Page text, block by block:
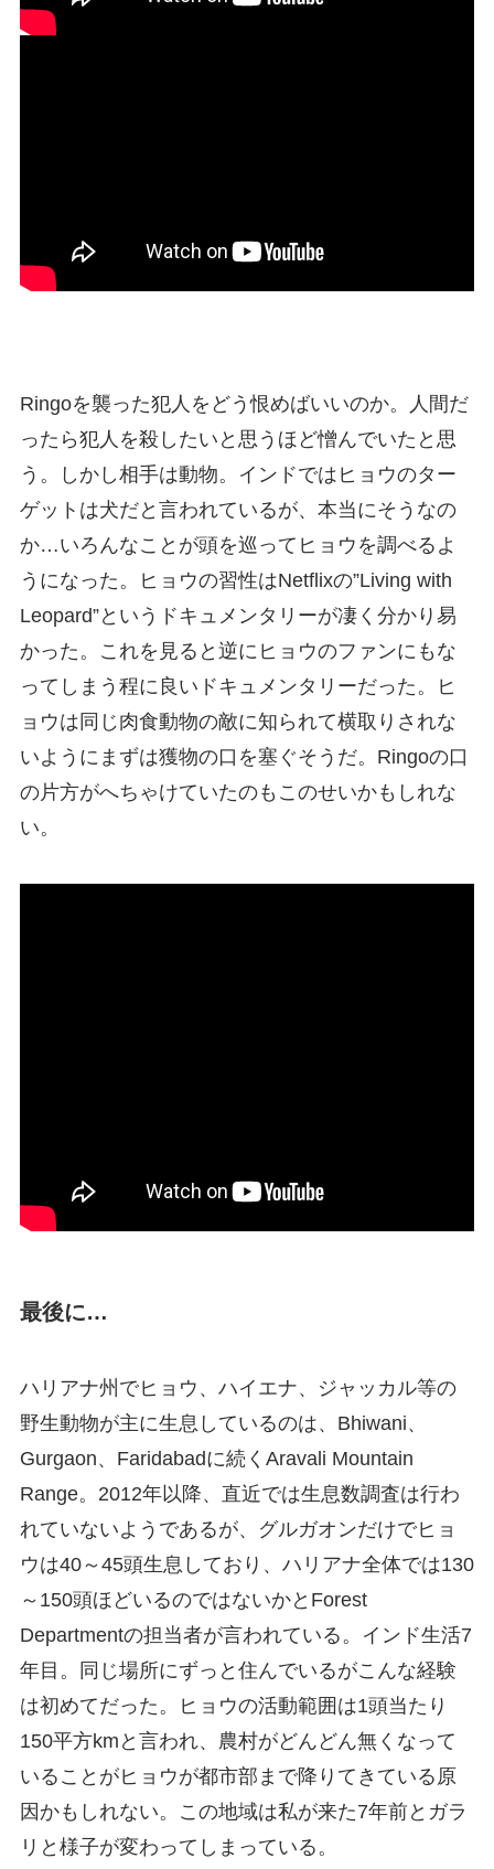
Ringoを襲った犯人をどう恨めばいいのか。人間だ
ったら犯人を殺したいと思うほど憎んでいたと思
う。しかし相手は動物。インドではヒョウのター
ゲットは犬だと言われているが、本当にそうなの
か…いろんなことが頭を巡ってヒョウを調べるよ
うになった。ヒョウの習性はNetflixの”Living with
Leopard”というドキュメンタリーが凄く分かり易
かった。これを見ると逆にヒョウのファンにもな
ってしまう程に良いドキュメンタリーだった。ヒ
ョウは同じ肉食動物の敵に知られて横取りされな
いようにまずは獲物の口を塞ぐそうだ。Ringoの口
の片方がへちゃけていたのもこのせいかもしれな
い。
最後に…
ハリアナ州でヒョウ、ハイエナ、ジャッカル等の
野生動物が主に生息しているのは、Bhiwani、
Gurgaon、Faridabadに続くAravali Mountain
Range。2012年以降、直近では生息数調査は行わ
れていないようであるが、グルガオンだけでヒョ
ウは40～45頭生息しており、ハリアナ全体では130
～150頭ほどいるのではないかとForest
Departmentの担当者が言われている。インド生活7
年目。同じ場所にずっと住んでいるがこんな経験
は初めてだった。ヒョウの活動範囲は1頭当たり
150平方kmと言われ、農村がどんどん無くなって
いることがヒョウが都市部まで降りてきている原
因かもしれない。この地域は私が来た7年前とガラ
リと様子が変わってしまっている。